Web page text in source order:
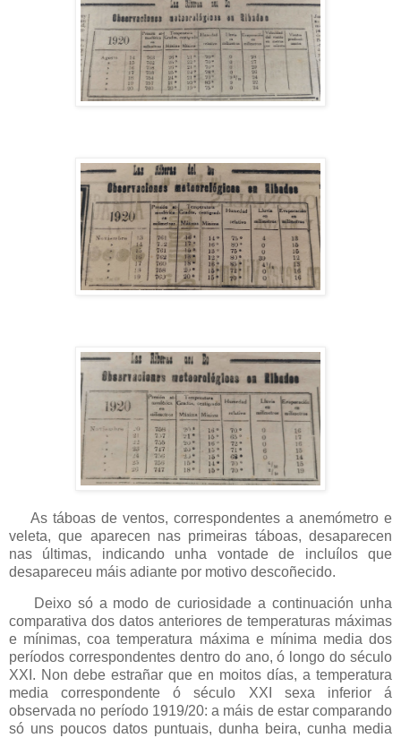
As táboas de ventos, correspondentes a anemómetro e
veleta, que aparecen nas primeiras táboas, desaparecen
nas últimas, indicando unha vontade de incluílos que
desapareceu máis adiante por motivo descoñecido.
Deixo só a modo de curiosidade a continuación unha
comparativa dos datos anteriores de temperaturas máximas
e mínimas, coa temperatura máxima e mínima media dos
períodos correspondentes dentro do ano, ó longo do século
XXI. Non debe estrañar que en moitos días, a temperatura
media correspondente ó século XXI sexa inferior á
observada no período 1919/20: a máis de estar comparando
só uns poucos datos puntuais, dunha beira, cunha media